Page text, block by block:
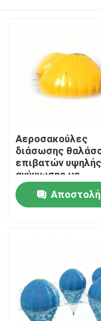
Προϊόντα
Βίντεο
Αεροσακούλες
διάσωσης
επιβατών υψηλής
ανύψωσης με
ανθεκτική
κατασκευή για
εύκολη χρήση
Αποστολή